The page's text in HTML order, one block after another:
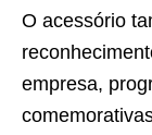
O acessório
empresa,